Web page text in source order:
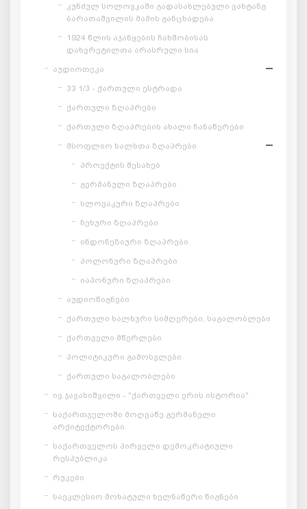
კუნძულ სოლოვკაში გადასახლებული ვახტანგ
ბარათაშვილის მამის განცხადება
1924 წლის აჯანყების ჩახშობისას
დახვრეტილთა არასრული სია
აუდიოთეკა
33 1/3 - ქართული ესტრადა
ქართული ზღაპრები
ქართული ზღაპრების ახალი ჩანაწერები
მსოფლიო ხალხთა ზღაპრები
პროექტის შესახებ
გერმანული ზღაპრები
სლოვაკური ზღაპრები
ჩეხური ზღაპრები
ინდონეზიური ზღაპრები
პოლონური ზღაპრები
იაპონური ზღაპრები
აუდიოწიგნები
ქართული ხალხური სიმღერები, საგალობლები
ქართველი მწერლები
პოლიტიკური გამოსვლები
ქართული საგალობლები
ივ.ჯავახიშვილი - "ქართველი ერის ისტორია"
საქართველოში მოღვაწე გერმანელი
არქიტექტორები
საქართველოს პირველი დემოკრატიული
რესპუბლიკა
რუკები
საეკლესიო მოხატული ხელნაწერი წიგნები